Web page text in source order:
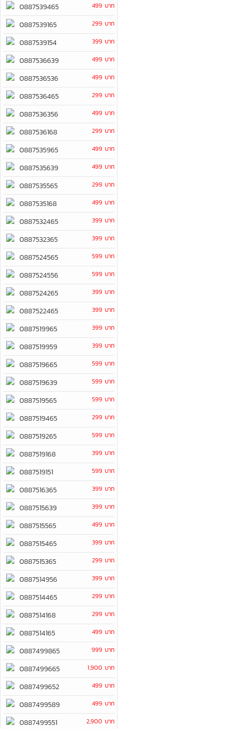
0887539465 499 บาท
0887539165 299 บาท
0887539154 399 บาท
0887536639 499 บาท
0887536536 499 บาท
0887536465 299 บาท
0887536356 499 บาท
0887536168 299 บาท
0887535965 499 บาท
0887535639 499 บาท
0887535565 299 บาท
0887535168 499 บาท
0887532465 399 บาท
0887532365 399 บาท
0887524565 599 บาท
0887524556 599 บาท
0887524265 399 บาท
0887522465 399 บาท
0887519965 399 บาท
0887519959 399 บาท
0887519665 599 บาท
0887519639 599 บาท
0887519565 599 บาท
0887519465 299 บาท
0887519265 599 บาท
0887519168 399 บาท
0887519151 599 บาท
0887516365 399 บาท
0887515639 399 บาท
0887515565 499 บาท
0887515465 399 บาท
0887515365 299 บาท
0887514956 399 บาท
0887514465 299 บาท
0887514168 299 บาท
0887514165 499 บาท
0887499865 999 บาท
0887499665 1,900 บาท
0887499652 499 บาท
0887499589 499 บาท
0887499551 2,900 บาท